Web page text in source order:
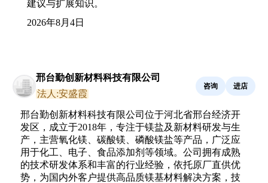
建议与扩展知识。
2026年8月4日
邢台勤创新材料科技有限公司
法人:安盛霞
咨询 进店
邢台勤创新材料科技有限公司位于河北省邢台经济开
发区，成立于2018年，专注于镁盐及新材料研发与生
产，主营氧化镁、碳酸镁、磷酸镁盐等产品，广泛应
用于化工、电子、食品添加剂等领域。公司拥有成熟
的技术研发体系和丰富的行业经验，依托原厂直供优
势，为国内外客户提供高品质镁基材料解决方案，技